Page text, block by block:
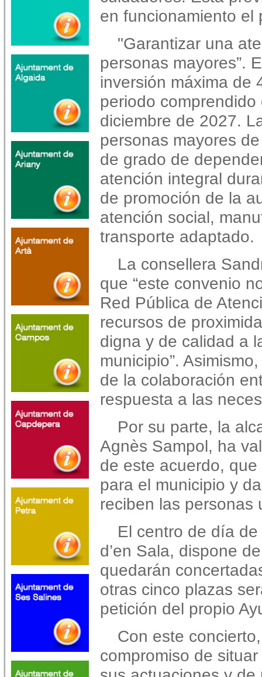
en funcionamiento el
"Garantizar una
personas mayores”.
inversión máxima de
periodo
diciembre de 2027.
personas mayores
de grado de
atención integral
de promoción de la
atención social,
transporte adaptado.
La consellera
que “este convenio
Red Pública de
recursos de
digna y de calidad a
municipio”.
de la colaboración
respuesta a las
Por su parte, la
Agnès Sampol, ha
de este acuerdo,
para el municipio y
reciben las personas
El centro de día
d’en Sala, dispone
quedarán
otras cinco plazas
petición del propio
Con este
compromiso de